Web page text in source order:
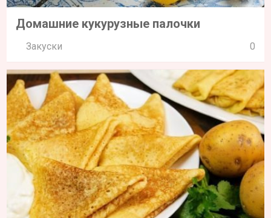
Домашние кукурузные палочки
Закуски 0